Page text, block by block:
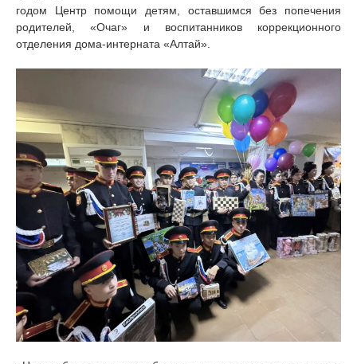
годом Центр помощи детям, оставшимся без попечения
родителей, «Очаг» и воспитанников коррекционного
отделения дома-интерната «Алтай».